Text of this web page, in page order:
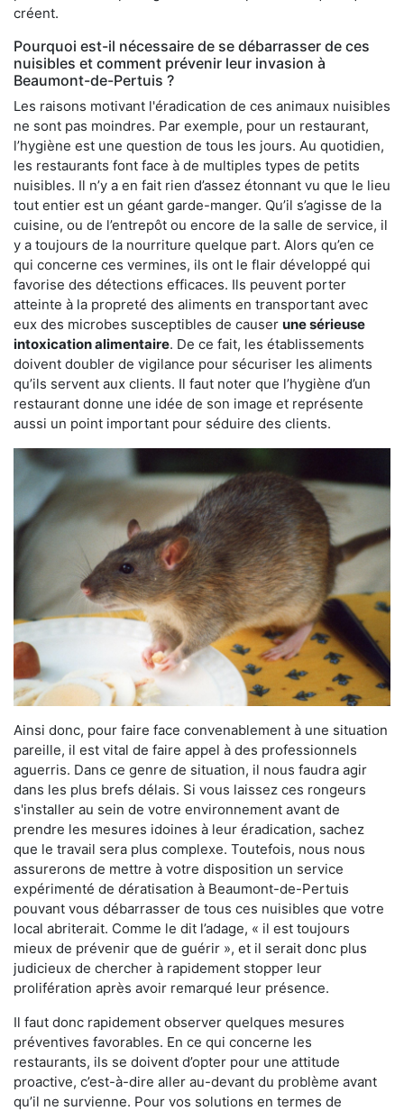
créent.
Pourquoi est-il nécessaire de se débarrasser de ces
nuisibles et comment prévenir leur invasion à
Beaumont-de-Pertuis ?
Les raisons motivant l'éradication de ces animaux nuisibles
ne sont pas moindres. Par exemple, pour un restaurant,
l’hygiène est une question de tous les jours. Au quotidien,
les restaurants font face à de multiples types de petits
nuisibles. Il n’y a en fait rien d’assez étonnant vu que le lieu
tout entier est un géant garde-manger. Qu’il s’agisse de la
cuisine, ou de l’entrepôt ou encore de la salle de service, il
y a toujours de la nourriture quelque part. Alors qu’en ce
qui concerne ces vermines, ils ont le flair développé qui
favorise des détections efficaces. Ils peuvent porter
atteinte à la propreté des aliments en transportant avec
eux des microbes susceptibles de causer une sérieuse
intoxication alimentaire. De ce fait, les établissements
doivent doubler de vigilance pour sécuriser les aliments
qu’ils servent aux clients. Il faut noter que l’hygiène d’un
restaurant donne une idée de son image et représente
aussi un point important pour séduire des clients.
Ainsi donc, pour faire face convenablement à une situation
pareille, il est vital de faire appel à des professionnels
aguerris. Dans ce genre de situation, il nous faudra agir
dans les plus brefs délais. Si vous laissez ces rongeurs
s'installer au sein de votre environnement avant de
prendre les mesures idoines à leur éradication, sachez
que le travail sera plus complexe. Toutefois, nous nous
assurerons de mettre à votre disposition un service
expérimenté de dératisation à Beaumont-de-Pertuis
pouvant vous débarrasser de tous ces nuisibles que votre
local abriterait. Comme le dit l’adage, « il est toujours
mieux de prévenir que de guérir », et il serait donc plus
judicieux de chercher à rapidement stopper leur
prolifération après avoir remarqué leur présence.
Il faut donc rapidement observer quelques mesures
préventives favorables. En ce qui concerne les
restaurants, ils se doivent d’opter pour une attitude
proactive, c’est-à-dire aller au-devant du problème avant
qu’il ne survienne. Pour vos solutions en termes de